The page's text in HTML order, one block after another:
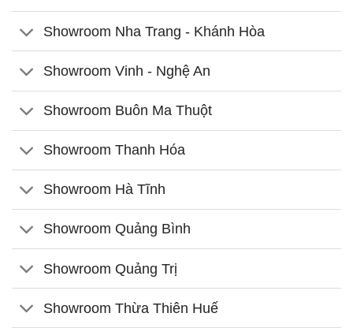
Showroom Nha Trang - Khánh Hòa
Showroom Vinh - Nghệ An
Showroom Buôn Ma Thuột
Showroom Thanh Hóa
Showroom Hà Tĩnh
Showroom Quảng Bình
Showroom Quảng Trị
Showroom Thừa Thiên Huế